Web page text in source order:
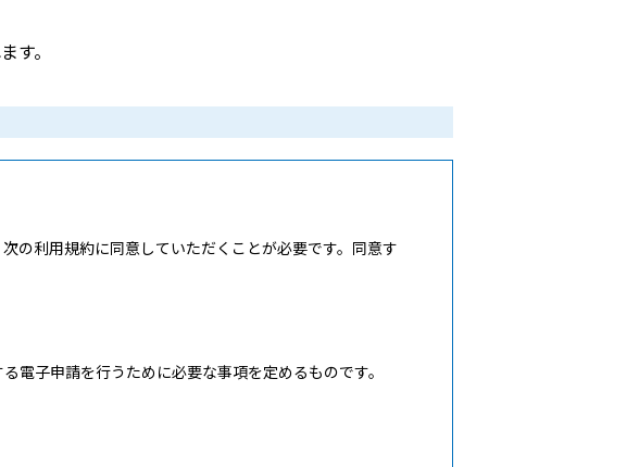
す。
の利用規約に同意していただくことが必要です。同意す
子申請を行うために必要な事項を定めるものです。